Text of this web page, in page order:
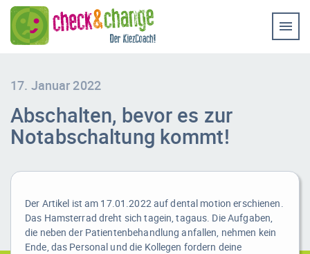
17. Januar 2022
Abschalten, bevor es zur
Notabschaltung kommt!
Der Artikel ist am 17.01.2022 auf dental motion erschienen.
Das Hamsterrad dreht sich tagein, tagaus. Die Aufgaben,
die neben der Patientenbehandlung anfallen, nehmen kein
Ende, das Personal und die Kollegen fordern deine
Erfolg-Stories
Bilder
Videos
Kontakt